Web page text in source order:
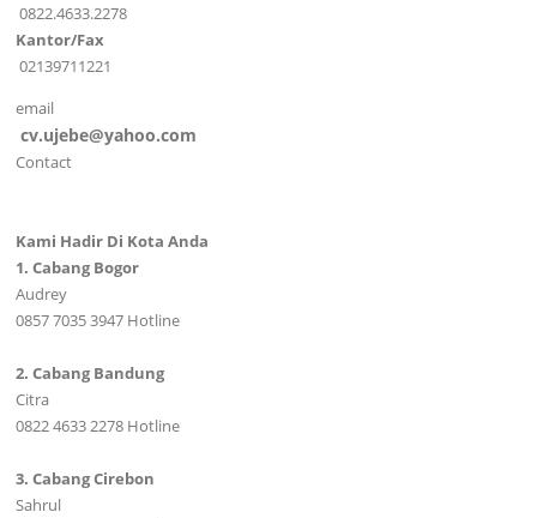
0822.4633.2278
Kantor/Fax
02139711221
email
cv.ujebe@yahoo.com
Contact
Kami Hadir Di Kota Anda
1. Cabang Bogor
Audrey
0857 7035 3947 Hotline
2. Cabang Bandung
Citra
0822 4633 2278 Hotline
3. Cabang Cirebon
Sahrul